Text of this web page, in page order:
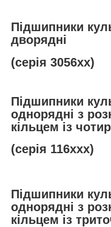
Підшипники
дворядні
(серія 3056хх)
Підшипники
однорядні з
кільцем із
(серія 116ххх)
Підшипники
однорядні з
кільцем із